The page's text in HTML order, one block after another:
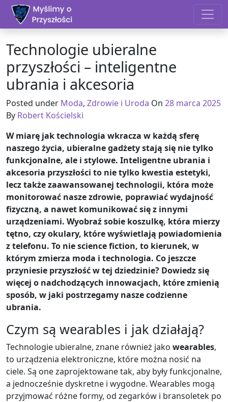
Skip to content
Technologie ubieralne
przyszłości – inteligentne
ubrania i akcesoria
Posted under Moda, Zdrowie i Uroda On 28 marca 2025
By Robert Kościelski
W miarę jak technologia wkracza w każdą sferę
naszego życia, ubieralne gadżety stają się nie tylko
funkcjonalne, ale i stylowe. Inteligentne ubrania i
akcesoria przyszłości to nie tylko kwestia estetyki,
lecz także zaawansowanej technologii, która może
monitorować nasze zdrowie, poprawiać wydajność
fizyczną, a nawet komunikować się z innymi
urządzeniami. Wyobraź sobie koszulkę, która mierzy
tętno, czy okulary, które wyświetlają powiadomienia
z telefonu. To nie science fiction, to kierunek, w
którym zmierza moda i technologia. Co jeszcze
przyniesie przyszłość w tej dziedzinie? Dowiedz się
więcej o nadchodzących innowacjach, które zmienią
sposób, w jaki postrzegamy nasze codzienne
ubrania.
Czym są wearables i jak działają?
Technologie ubieralne, znane również jako wearables,
to urządzenia elektroniczne, które można nosić na
ciele. Są one zaprojektowane tak, aby były funkcjonalne,
a jednocześnie dyskretne i wygodne. Wearables mogą
przyjmować różne formy, od zegarków i bransoletek po